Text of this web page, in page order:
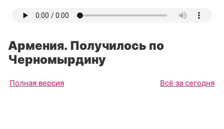
Армения. Получилось по
Черномырдину
Полная версия Всё за сегодня